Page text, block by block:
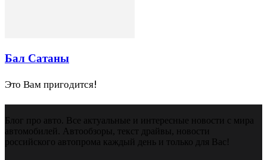
Бал Сатаны
Это Вам пригодится!
Блог про авто. Все актуальные и интересные новости с мира
автомобилей. Автообзоры, текст драйвы, новости
российского автопрома каждый день и только для Вас!